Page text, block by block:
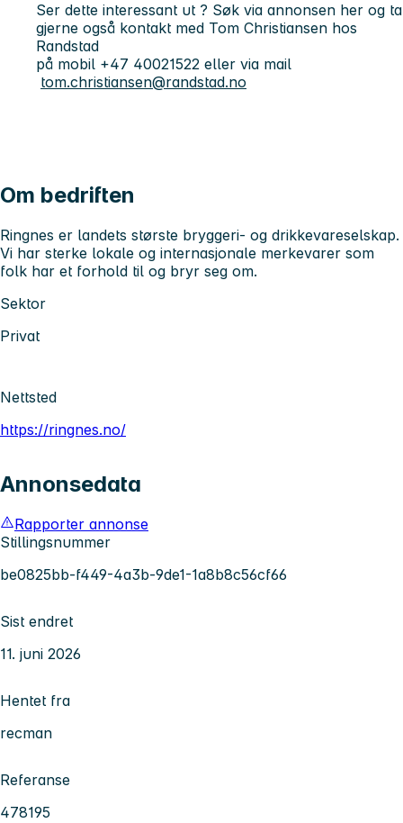
Ser dette interessant ut ? Søk via annonsen her og ta
gjerne også kontakt med Tom Christiansen hos
Randstad
på mobil +47 40021522 eller via mail
tom.christiansen@randstad.no
Om bedriften
Ringnes er landets største bryggeri- og drikkevareselskap.
Vi har sterke lokale og internasjonale merkevarer som
folk har et forhold til og bryr seg om.
Sektor
Privat
Nettsted
https://ringnes.no/
Annonsedata
Rapporter annonse
Stillingsnummer
be0825bb-f449-4a3b-9de1-1a8b8c56cf66
Sist endret
11. juni 2026
Hentet fra
recman
Referanse
478195